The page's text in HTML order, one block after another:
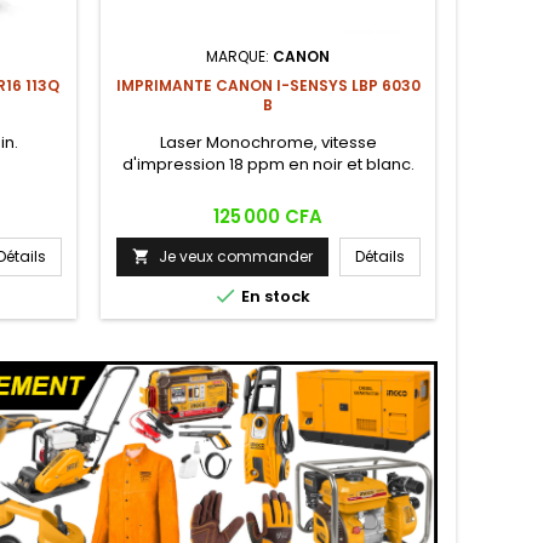
113Q
MARQUE: CANON
IMPRIMANTE CANON I-SENSYS LBP 6030
B
Laser Monochrome, vitesse
d'impression 18 ppm en noir et blanc.
Prix
125 000 CFA
 Je veux commander Détails
 En stock